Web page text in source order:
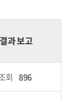
과 보고
회 896